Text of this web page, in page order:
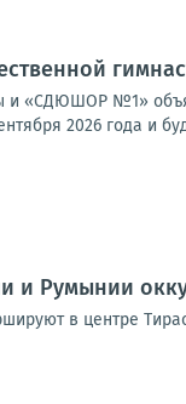
№1»
2026 года и
и Румынии
в центре